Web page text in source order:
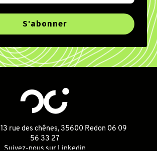
13 rue des chênes, 35600 Redon 06 09
56 33 27
Suivez-nous sur Linkedin